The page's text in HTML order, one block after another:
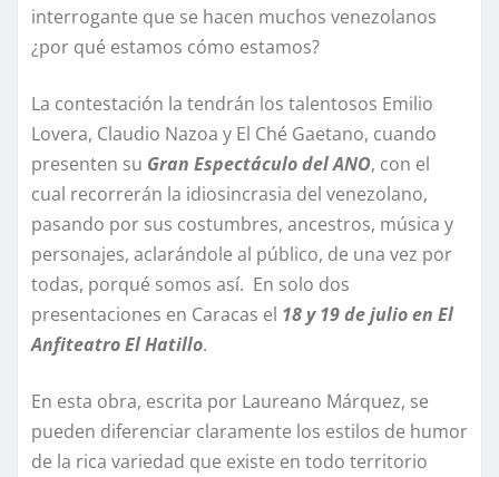
interrogante que se hacen muchos venezolanos
¿por qué estamos cómo estamos?
La contestación la tendrán los talentosos Emilio
Lovera, Claudio Nazoa y El Ché Gaetano, cuando
presenten su Gran Espectáculo delANO, con el
cual recorrerán la idiosincrasia del venezolano,
pasando por sus costumbres, ancestros, música y
personajes, aclarándole al público, de una vez por
todas, porqué somos así. En solo dos
presentaciones en Caracas el 18 y 19 de julio en El
Anfiteatro El Hatillo.
En esta obra, escrita por Laureano Márquez, se
pueden diferenciar claramente los estilos de humor
de la rica variedad que existe en todo territorio